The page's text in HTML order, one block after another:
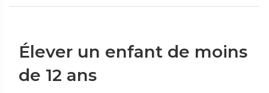
Élever un enfant de moins
de 12 ans